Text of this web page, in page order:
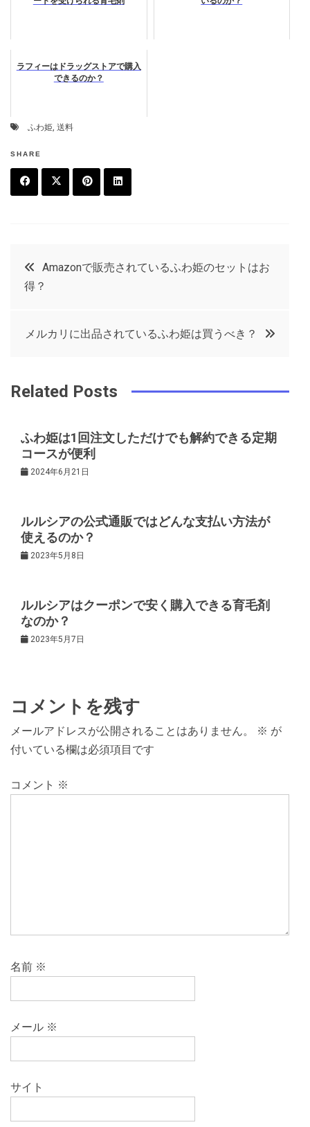
ラフィーはドラッグストアで購入
できるのか？
ふわ姫, 送料
SHARE
t
e
e
投
稿
ナ
ー
ョ
ン
Amazonで販売されているふわ姫のセットはお
得？
メルカリに出品されているふわ姫は買うべき？
Related Posts
ふわ姫は1回注文しただけでも解約できる定期
コースが便利
2024年6月21日
ルルシアの公式通販ではどんな支払い方法が
使えるのか？
2023年5月8日
ルルシアはクーポンで安く購入できる育毛剤
なのか？
2023年5月7日
コメントを残す
メールアドレスが公開されることはありません。 ※ が
付いている欄は必須項目です
コメント ※
名前 ※
メール ※
サイト